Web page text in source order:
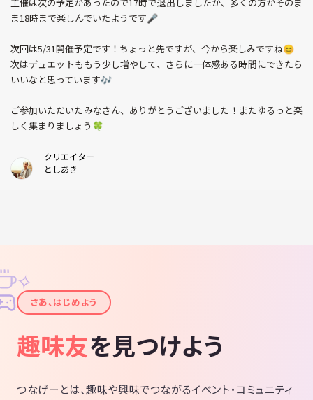
ま18時まで楽しんでいたようです🎤
次回は5/31開催予定です！ちょっと先ですが、今から楽しみですね😊
次はデュエットももう少し増やして、さらに一体感ある時間にできたら
いいなと思っています🎶
ご参加いただいたみなさん、ありがとうございました！またゆるっと楽
しく集まりましょう🍀
クリエイター
としあき
✦
✧
さあ、はじめよう
趣味友を見つけよう
つなげーとは、趣味や興味でつながるイベント・コミュニティ